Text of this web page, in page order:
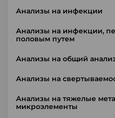
Анализы на инфекции
Анализы на инфекции,
половым путем
Анализы на общий
Анализы на
Анализы на тяжелые
микроэлементы